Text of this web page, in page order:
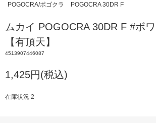
POGOCRA/ポゴクラ
POGOCRA 30DR F
ムカイ POGOCRA 30DR F #ボ
【有頂天】
4513907446087
1,425円(税込)
在庫状況 2